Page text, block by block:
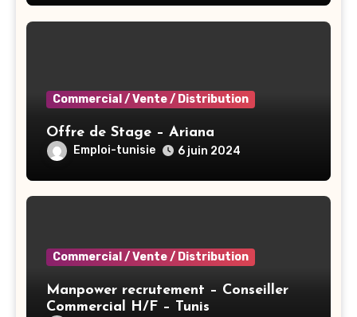
Commercial / Vente / Distribution
Offre de Stage – Ariana
Emploi-tunisie 6 juin 2024
Commercial / Vente / Distribution
Manpower recrutement – Conseiller
Commercial H/F – Tunis